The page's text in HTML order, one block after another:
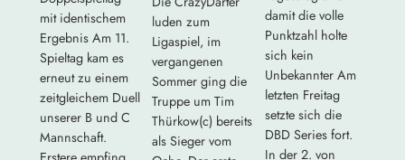
mit identischem
Ergebnis Am 11.
Spieltag kam es
erneut zu einem
zeitgleichem Duell
unserer B und C
Mannschaft.
luden zum
Ligaspiel, im
vergangenen
Sommer ging die
Truppe um Tim
Thürkow(c) bereits
als Sieger vom
damit die volle
Punktzahl holte
sich kein
Unbekannter Am
letzten Freitag
setzte sich die
DBD Series fort.
In der 2. von